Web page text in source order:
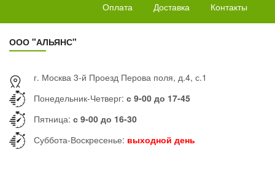
Оплата Доставка Контакты
ООО "АЛЬЯНС"
г. Москва 3-й Проезд Перова поля, д.4, с.1
Понедельник-Четверг: с 9-00 до 17-45
Пятница: с 9-00 до 16-30
Суббота-Воскресенье: выходной день